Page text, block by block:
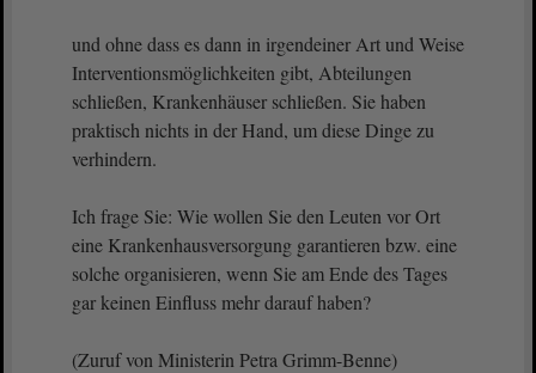
und ohne dass es dann in irgendeiner Art und Weise
Interventionsmöglichkeiten gibt, Abteilungen
schließen, Krankenhäuser schließen. Sie haben
praktisch nichts in der Hand, um diese Dinge zu
verhindern.
Ich frage Sie: Wie wollen Sie den Leuten vor Ort
eine Krankenhausversorgung garantieren bzw. eine
solche organisieren, wenn Sie am Ende des Tages
gar keinen Einfluss mehr darauf haben?
(Zuruf von Ministerin Petra Grimm-Benne)